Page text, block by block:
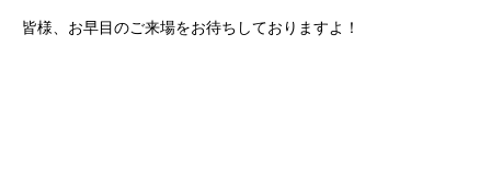
皆様、お早目のご来場をお待ちしておりますよ！